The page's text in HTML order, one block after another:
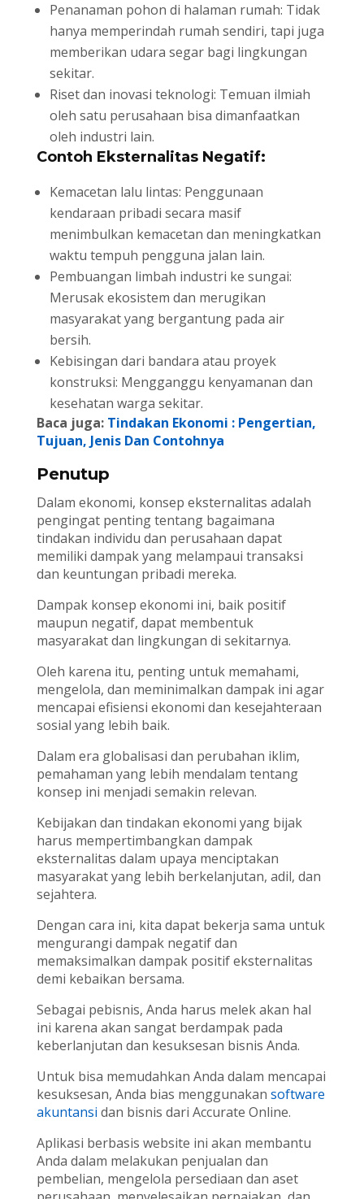
Penanaman pohon di halaman rumah: Tidak
hanya memperindah rumah sendiri, tapi juga
memberikan udara segar bagi lingkungan
sekitar.
Riset dan inovasi teknologi: Temuan ilmiah
oleh satu perusahaan bisa dimanfaatkan
oleh industri lain.
Contoh Eksternalitas Negatif:
Kemacetan lalu lintas: Penggunaan
kendaraan pribadi secara masif
menimbulkan kemacetan dan meningkatkan
waktu tempuh pengguna jalan lain.
Pembuangan limbah industri ke sungai:
Merusak ekosistem dan merugikan
masyarakat yang bergantung pada air
bersih.
Kebisingan dari bandara atau proyek
konstruksi: Mengganggu kenyamanan dan
kesehatan warga sekitar.
Baca juga: Tindakan Ekonomi : Pengertian,
Tujuan, Jenis Dan Contohnya
Penutup
Dalam ekonomi, konsep eksternalitas adalah
pengingat penting tentang bagaimana
tindakan individu dan perusahaan dapat
memiliki dampak yang melampaui transaksi
dan keuntungan pribadi mereka.
Dampak konsep ekonomi ini, baik positif
maupun negatif, dapat membentuk
masyarakat dan lingkungan di sekitarnya.
Oleh karena itu, penting untuk memahami,
mengelola, dan meminimalkan dampak ini agar
mencapai efisiensi ekonomi dan kesejahteraan
sosial yang lebih baik.
Dalam era globalisasi dan perubahan iklim,
pemahaman yang lebih mendalam tentang
konsep ini menjadi semakin relevan.
Kebijakan dan tindakan ekonomi yang bijak
harus mempertimbangkan dampak
eksternalitas dalam upaya menciptakan
masyarakat yang lebih berkelanjutan, adil, dan
sejahtera.
Dengan cara ini, kita dapat bekerja sama untuk
mengurangi dampak negatif dan
memaksimalkan dampak positif eksternalitas
demi kebaikan bersama.
Sebagai pebisnis, Anda harus melek akan hal
ini karena akan sangat berdampak pada
keberlanjutan dan kesuksesan bisnis Anda.
Untuk bisa memudahkan Anda dalam mencapai
kesuksesan, Anda bias menggunakan software
akuntansi dan bisnis dari Accurate Online.
Aplikasi berbasis website ini akan membantu
Anda dalam melakukan penjualan dan
pembelian, mengelola persediaan dan aset